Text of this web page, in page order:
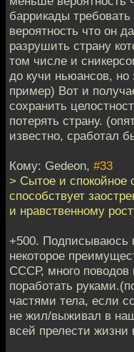
баррикады
вероятность что он
разрушить страну
том числе и
до кучи ньюансов,
пример) Вот и
сохранить
потерять страну.
известно, сработал
Кому: Gedeon, #33
> Сытое и спокойное
способствует
и нравственному
+500. Подписываюсь
некоторое
СССР, много поводов
поработать
частями тела, если
не жил/выживал в
всей прелести